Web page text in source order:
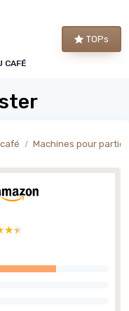
CAFÉ
TOPs
Machines pour